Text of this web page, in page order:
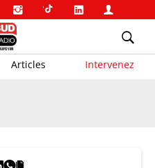
Articles Intervenez